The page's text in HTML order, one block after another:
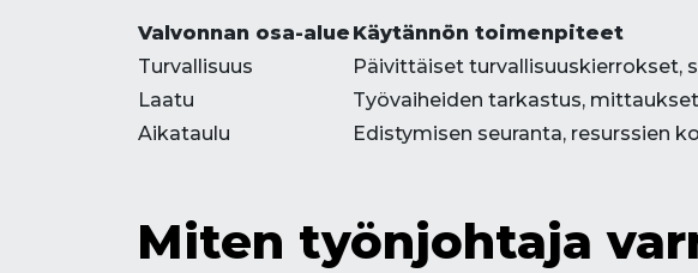
Valvonnan osa-alue Käytännön toimenpiteet
Turvallisuus
Päivittäiset turvallisuuskierrokset,
Laatu
Työvaiheiden tarkastus, mittaukset
Aikataulu
Edistymisen seuranta, resurssien
Miten työnjohtaja